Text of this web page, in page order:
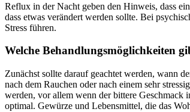
Reflux in der Nacht geben den Hinweis, dass
dass etwas verändert werden sollte. Bei
Stress führen.
Welche Behandlungsmöglichkeiten
Zunächst sollte darauf geachtet werden, wann
nach dem Rauchen oder nach einem sehr
werden, vor allem wenn der bittere Geschmack
optimal. Gewürze und Lebensmittel, die das